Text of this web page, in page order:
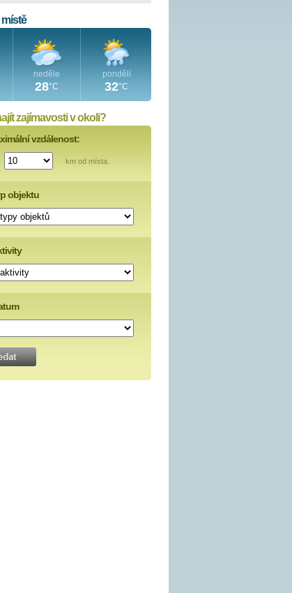
místě
neděle
28°C
pondělí
32°C
zajímavosti v okoli?
vzdálenost:
km od místa.
objektu